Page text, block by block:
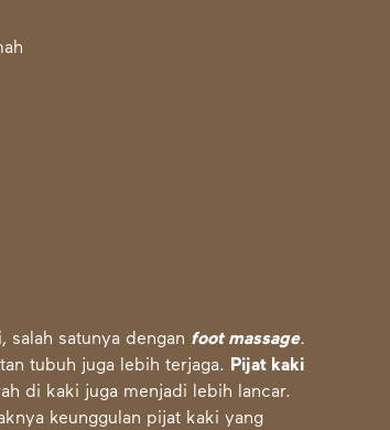
salah satunya dengan foot massage.
tubuh juga lebih terjaga. Pijat kaki
di kaki juga menjadi lebih lancar.
keunggulan pijat kaki yang